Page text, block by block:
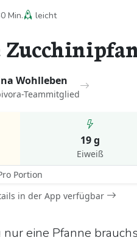
Min. leicht
Wohlleben
Teammitglied
19 g
Eiweiß
Portion
in der App verfügbar
eine Pfanne